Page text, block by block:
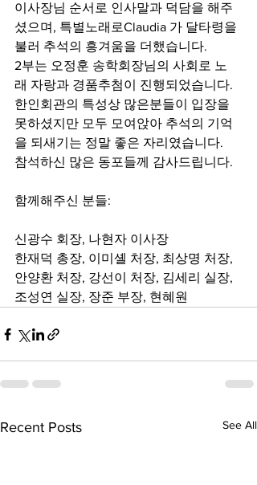
이사장님 순서로 인사말과 덕담을 해주
셨으며, 특별노래로Claudia 가 달타령을
불러 추석의 흥겨움을 더했습니다.
2부는 오정훈 송학회장님의 사회로 노
래 자랑과 경품추첨이 진행되었습니다.
한인회관의 특성상 많은분들이 입장을
못하셨지만 모두 모여앉아 추석의 기억
을 되새기는 정말 좋은 자리였습니다.
참석하신 많은 동포들께 감사드립니다.
함께해주신 분들:
신광수 회장, 나현자 이사장
한재덕 총장, 이미셸 처장, 최상명 처장,
안양환 처장, 강선이 처장, 김세리 실장,
조성연 실장, 장준 부장, 현혜원
Recent Posts See All